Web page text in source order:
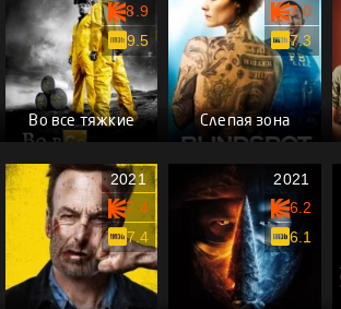
Во все тяжкие
8.9
9.5
Слепая зона
7.0
7.3
2021
7.4
7.4
2021
6.2
6.1